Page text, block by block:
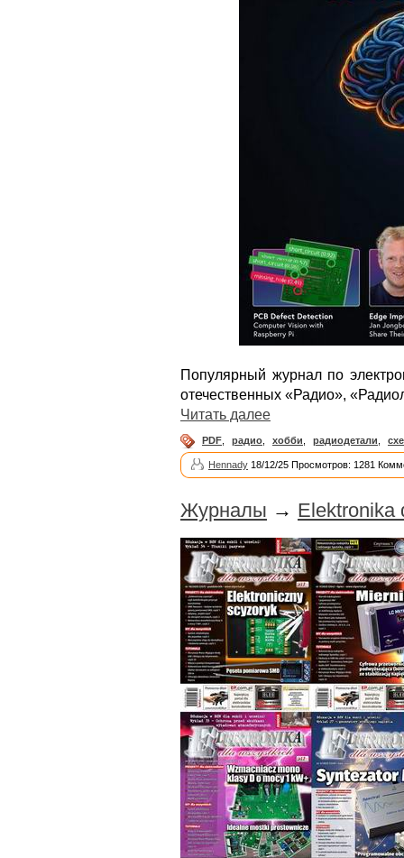
Популярный журнал по
отечественных «Радио»,
Читать далее
PDF радио хобби радиодетали
Hennady 18/12/25 Просмотров: 1281
Журналы → Elektronika